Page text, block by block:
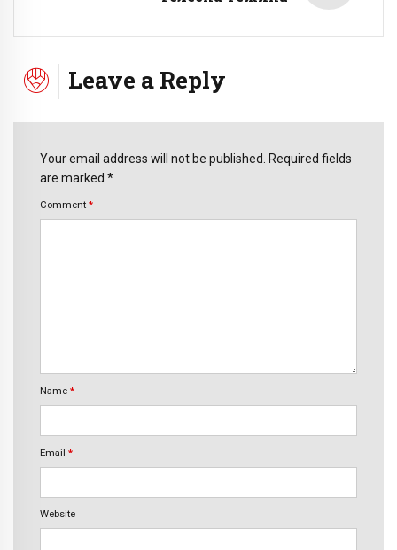
Leave a Reply
Your email address will not be published. Required fields
are marked *
Comment *
Name *
Email *
Website